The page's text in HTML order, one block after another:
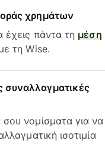
χρημάτων
πάντα τη μέση
τη Wise.
νομίσματα για να
ισοτιμία